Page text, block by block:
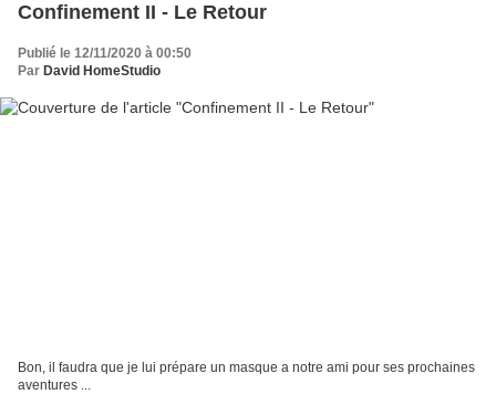
Confinement II - Le Retour
Publié le 12/11/2020 à 00:50
Par David HomeStudio
Bon, il faudra que je lui prépare un masque a notre ami pour ses prochaines
aventures ...